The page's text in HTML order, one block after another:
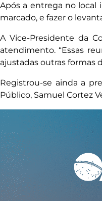
Após a entrega no local
marcado, e fazer o
A Vice-Presidente da
atendimento. “Essas
ajustadas outras formas
Registrou-se ainda a
Público, Samuel Cortez